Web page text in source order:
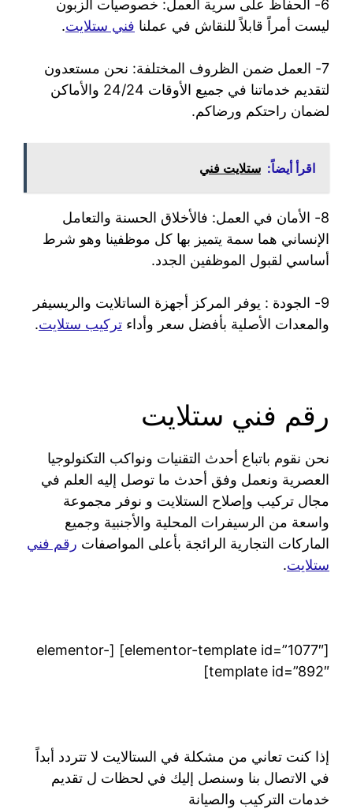
6- الحفاظ على سرية العمل: خصوصيات الزبون
ليست أمراً قابلاً للنقاش في عملنا فني ستلايت.
7- العمل ضمن الظروف المختلفة: نحن مستعدون
لتقديم خدماتنا في جميع الأوقات 24/24 والأماكن
لضمان راحتكم ورضاكم.
اقرأ أيضاً: ستلايت فني
8- الأمان في العمل: فالأخلاق الحسنة والتعامل
الإنساني هما سمة يتميز بها كل موظفينا وهو شرط
أساسي لقبول الموظفين الجدد.
9- الجودة : يوفر المركز أجهزة الساتلايت والريسيفر
والمعدات الأصلية بأفضل سعر وأداء تركيب ستلايت.
رقم فني ستلايت
نحن نقوم باتباع أحدث التقنيات ونواكب التكنولوجيا
العصرية ونعمل وفق أحدث ما توصل إليه العلم في
مجال تركيب وإصلاح الستلايت و نوفر مجموعة
واسعة من الرسيفرات المحلية والأجنبية وجميع
الماركات التجارية الرائجة بأعلى المواصفات رقم فني
ستلايت.
[elementor-template id=”1077″] [elementor-
template id=”892″]
إذا كنت تعاني من مشكلة في الستالايت لا تتردد أبداً
في الاتصال بنا وسنصل إليك في لحظات ل تقديم
خدمات التركيب والصيانة